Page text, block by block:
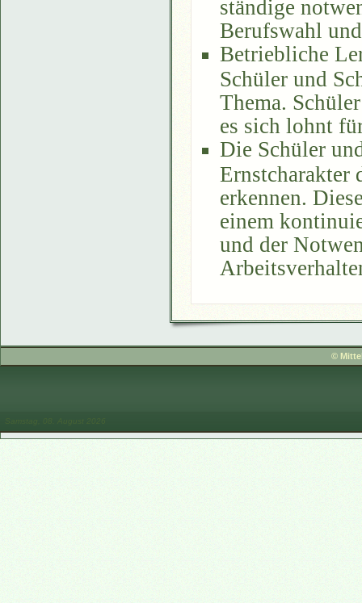
ständige
Berufswahl
Betriebliche
Schüler und
Thema.
es sich lohnt
Die Schüler
Ernstcharakter
erkennen.
einem
und der
©